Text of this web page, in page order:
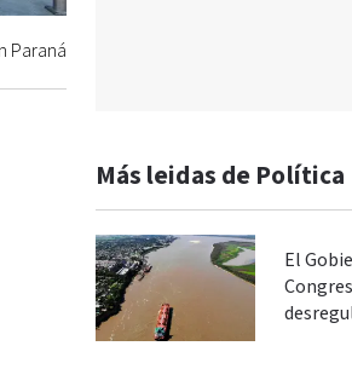
Paraná
Más leidas de Política
El